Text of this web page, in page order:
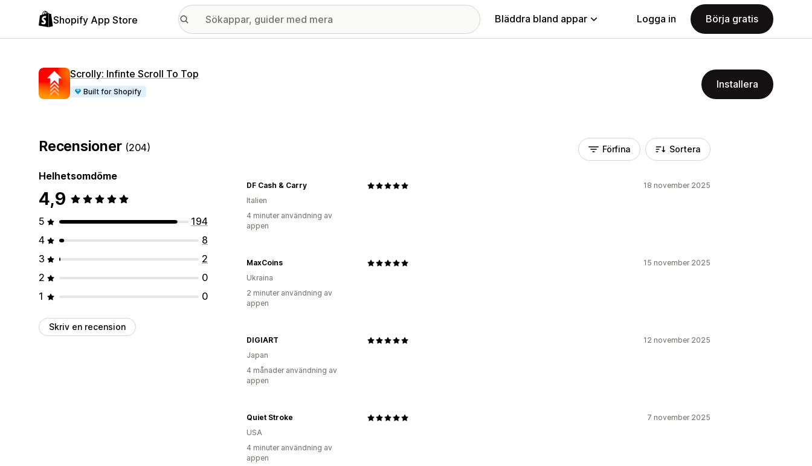
Shopify App Store Bläddra bland appar Logga in Börja gratis
Scrolly: Infinte Scroll To Top
Built for Shopify
Installera
Recensioner (204)
Helhetsomdöme
4,9
5
194
4
8
3
2
2
0
1
0
Skriv en recension
Förfina Sortera
18 november 2025
DF Cash & Carry
Italien
4 minuter användning av
appen
15 november 2025
MaxCoins
Ukraina
2 minuter användning av
appen
12 november 2025
DIGIART
Japan
4 månader användning av
appen
7 november 2025
Quiet Stroke
USA
4 minuter användning av
appen